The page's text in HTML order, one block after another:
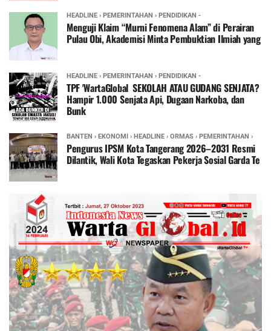
HEADLINE › PEMERINTAHAN › PENDIDIKAN -
Menguji Klaim “Murni Fenomena Alam” di Perairan
Pulau Obi, Akademisi Minta Pembuktian Ilmiah yang
HEADLINE › PEMERINTAHAN › PENDIDIKAN -
TPF 'WartaGlobal SEKOLAH ATAU GUDANG SENJATA?
Hampir 1.000 Senjata Api, Dugaan Narkoba, dan
Bunk
BANTEN › EKONOMI › HEADLINE › ORMAS › PEMERINTAHAN ›
Pengurus IPSM Kota Tangerang 2026–2031 Resmi
Dilantik, Wali Kota Tegaskan Pekerja Sosial Garda Te